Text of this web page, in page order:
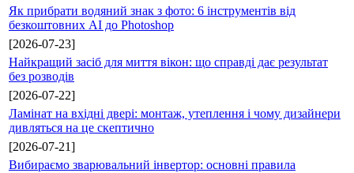
Як прибрати водяний знак з фото: 6 інструментів від
безкоштовних AI до Photoshop
[2026-07-23]
Найкращий засіб для миття вікон: що справді дає результат
без розводів
[2026-07-22]
Ламінат на вхідні двері: монтаж, утеплення і чому дизайнери
дивляться на це скептично
[2026-07-21]
Вибираємо зварювальний інвертор: основні правила